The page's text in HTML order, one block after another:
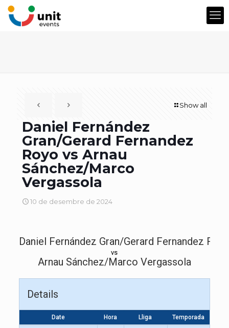
Show all
Daniel Fernández
Gran/Gerard Fernandez
Royo vs Arnau
Sánchez/Marco
Vergassola
10 de desembre de 2024
Daniel Fernández Gran/Gerard Fernandez
vs
Arnau Sánchez/Marco Vergassola
Details
Date Hora Lliga Temporada